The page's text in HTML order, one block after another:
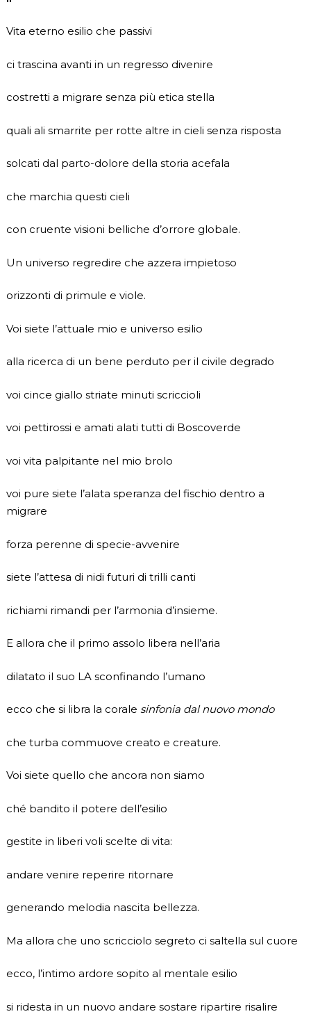
Vita eterno esilio che passivi
ci trascina avanti in un regresso divenire
costretti a migrare senza più etica stella
quali ali smarrite per rotte altre in cieli senza risposta
solcati dal parto-dolore della storia acefala
che marchia questi cieli
con cruente visioni belliche d’orrore globale.
Un universo regredire che azzera impietoso
orizzonti di primule e viole.
Voi siete l’attuale mio e universo esilio
alla ricerca di un bene perduto per il civile degrado
voi cince giallo striate minuti scriccioli
voi pettirossi e amati alati tutti di Boscoverde
voi vita palpitante nel mio brolo
voi pure siete l’alata speranza del fischio dentro a
migrare
forza perenne di specie-avvenire
siete l’attesa di nidi futuri di trilli canti
richiami rimandi per l’armonia d’insieme.
E allora che il primo assolo libera nell’aria
dilatato il suo LA sconfinando l’umano
ecco che si libra la corale sinfonia dal nuovo mondo
che turba commuove creato e creature.
Voi siete quello che ancora non siamo
ché bandito il potere dell’esilio
gestite in liberi voli scelte di vita:
andare venire reperire ritornare
generando melodia nascita bellezza.
Ma allora che uno scricciolo segreto ci saltella sul cuore
ecco, l’intimo ardore sopito al mentale esilio
si ridesta in un nuovo andare sostare ripartire risalire